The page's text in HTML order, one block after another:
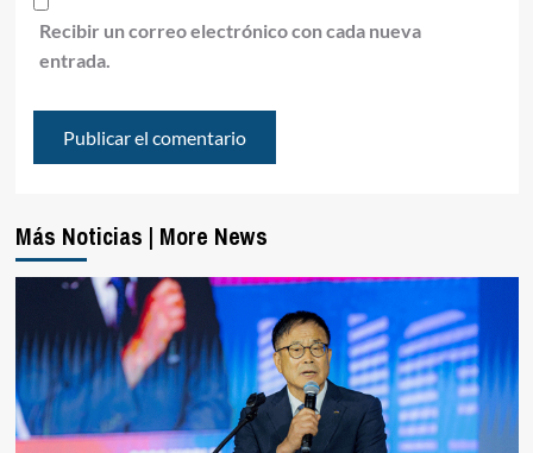
Recibir un correo electrónico con cada nueva
entrada.
Más Noticias | More News